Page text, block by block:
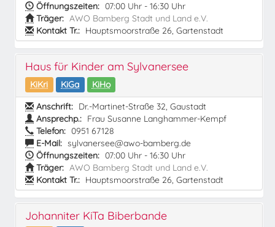
Öffnungszeiten: 07:00 Uhr - 16:30 Uhr
Träger: AWO Bamberg Stadt und Land e.V.
Kontakt Tr.: Hauptsmoorstraße 26, Gartenstadt
Haus für Kinder am Sylvanersee
KiKri KiGa
KiHo
Anschrift: Dr.-Martinet-Straße 32, Gaustadt
Ansprechp.: Frau Susanne Langhammer-Kempf
Telefon: 0951 67128
E-Mail: sylvanersee@awo-bamberg.de
Öffnungszeiten: 07:00 Uhr - 16:30 Uhr
Träger: AWO Bamberg Stadt und Land e.V.
Kontakt Tr.: Hauptsmoorstraße 26, Gartenstadt
Johanniter KiTa Biberbande